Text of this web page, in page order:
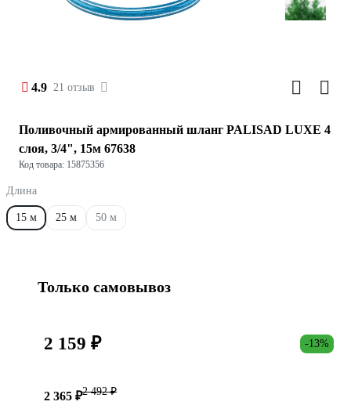
4.9 21 отзыв
Поливочный армированный шланг PALISAD LUXE 4
слоя, 3/4", 15м 67638
Код товара: 15875356
Длина
15 м 25 м 50 м
Только самовывоз
2 159 ₽ -13%
2 365 ₽2 492 ₽